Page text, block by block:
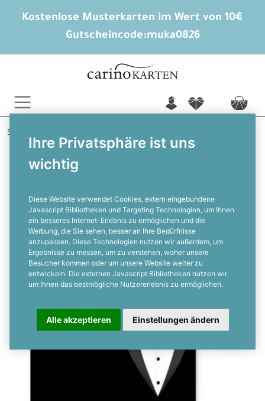
Kostenlose Musterkarten im Wert von 10€
Gutscheincode:muka0826
Ihre Privatsphäre ist uns
wichtig
Diese Website verwendet Cookies, extern eingebundene
Javascript Bibliotheken und Targeting Technologien, um Ihnen
ein besseres Internet-Erlebnis zu ermöglichen und die
Werbung, die Sie sehen, besser an Ihre Bedürfnisse
anzupassen. Diese Technologien nutzen wir außerdem, um
Ergebnisse zu messen, um zu verstehen, woher unsere
Besucher kommen oder um unsere Website weiter zu
entwickeln. Die externen Javascript Bibliotheken nutzen wir
um Ihnen das bestmögliche Nutzererlebnis zu ermöglichen.
Alle akzeptieren Einstellungen ändern
n f c
Startseite
Schwarze Menükarte im 007 James